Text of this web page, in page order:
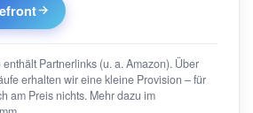
Partnerlinks (u. a. Amazon). Über
erhalten wir eine kleine Provision – für
am Preis nichts. Mehr dazu im